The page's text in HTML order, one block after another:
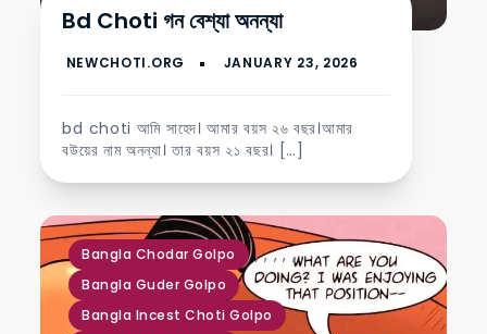
Bd Choti গন বেশ্যা অনন্যা
bd choti আমি সাহেদ। আমার বয়স ২৬ বছর।আমার
বউয়ের নাম অনন্যা। তার বয়স ২১ বছর। […]
Bangla Chodar Golpo ,
Bangla Guder Golpo
,
Bangla Incest Choti Golpo
,,,,